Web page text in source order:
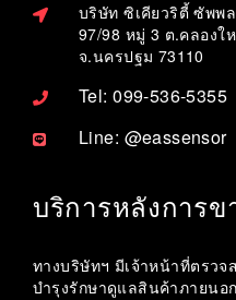
บริษัท ซิเคียวริตี้ ซัพพ
97/98 หมู่ 3 ต.คลองใ
จ.นครปฐม 73110
Tel: 099-536-5355
Line: @eassensor
บริการหลังการข
ทางบริษัทฯ มีเจ้าหน้าที่ตรว
บำรุงรักษาดูแลสินค้าภายนอ